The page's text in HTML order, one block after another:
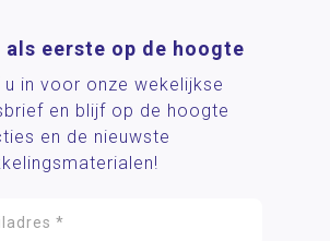
eerste op de hoogte
u in voor onze wekelijkse
en blijf op de hoogte
en de nieuwste